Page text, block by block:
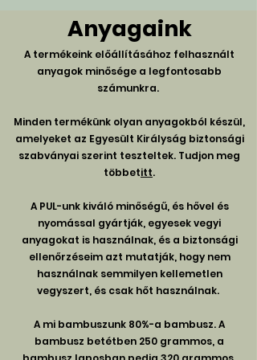
Anyagaink
A termékeink előállításához felhasznált
anyagok minősége a legfontosabb
számunkra.
Minden termékünk olyan anyagokból készül,
amelyeket az Egyesült Királyság biztonsági
szabványai szerint teszteltek. Tudjon meg
többetitt.
A PUL-unk kiváló minőségű, és hővel és
nyomással gyártják, egyesek vegyi
anyagokat is használnak, és a biztonsági
ellenőrzéseim azt mutatják, hogy nem
használnak semmilyen kellemetlen
vegyszert, és csak hőt használnak.
A mi bambuszunk 80%-a bambusz. A
bambusz betétben 250 grammos, a